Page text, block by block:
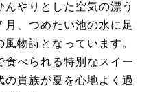
やりとした空気の漂う
、つめたい池の水に足
物詩となっています。
べられる特別なスイー
貴族が夏を心地よく過